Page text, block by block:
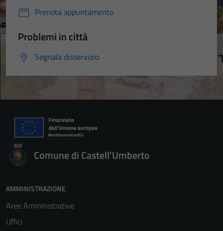
Prenota appuntamento
Problemi in città
Segnala disservizio
Comune di Castell'Umberto
AMMINISTRAZIONE
Aree Amministrative
Uffici